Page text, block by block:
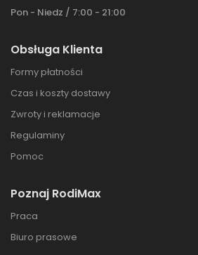
Pon - Niedz / 7:00 - 21:00
Obsługa Klienta
Formy płatności
Czas i koszty dostawy
Zwroty i reklamacje
Regulaminy
Pomoc
Poznaj RodiMax
Praca
Biuro prasowe